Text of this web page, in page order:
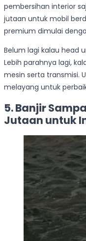
pembersihan interior
jutaan untuk mobil
premium dimulai
Belum lagi kalau head
Lebih parahnya lagi,
mesin serta transmisi.
melayang untuk
5. Banjir
Jutaan untuk